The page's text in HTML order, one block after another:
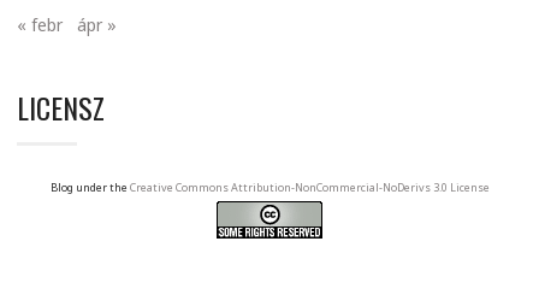
« febr ápr »
LICENSZ
Blog under the Creative Commons Attribution-NonCommercial-NoDerivs 3.0 License